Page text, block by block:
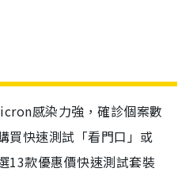
感染力強，確診個案數
買快速測試「看門口」或
13款優惠價快速測試套裝